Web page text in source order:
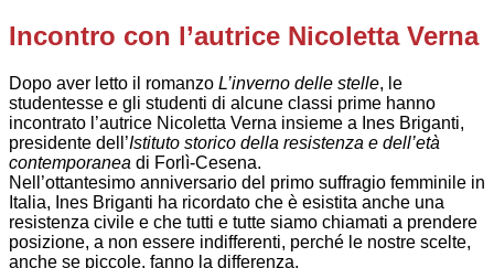
Incontro con l’autrice Nicoletta Verna
Dopo aver letto il romanzo L’inverno delle stelle, le
studentesse e gli studenti di alcune classi prime hanno
incontrato l’autrice Nicoletta Verna insieme a Ines Briganti,
presidente dell’Istituto storico della resistenza e dell’età
contemporanea di Forlì-Cesena.
Nell’ottantesimo anniversario del primo suffragio femminile in
Italia, Ines Briganti ha ricordato che è esistita anche una
resistenza civile e che tutti e tutte siamo chiamati a prendere
posizione, a non essere indifferenti, perché le nostre scelte,
anche se piccole, fanno la differenza.